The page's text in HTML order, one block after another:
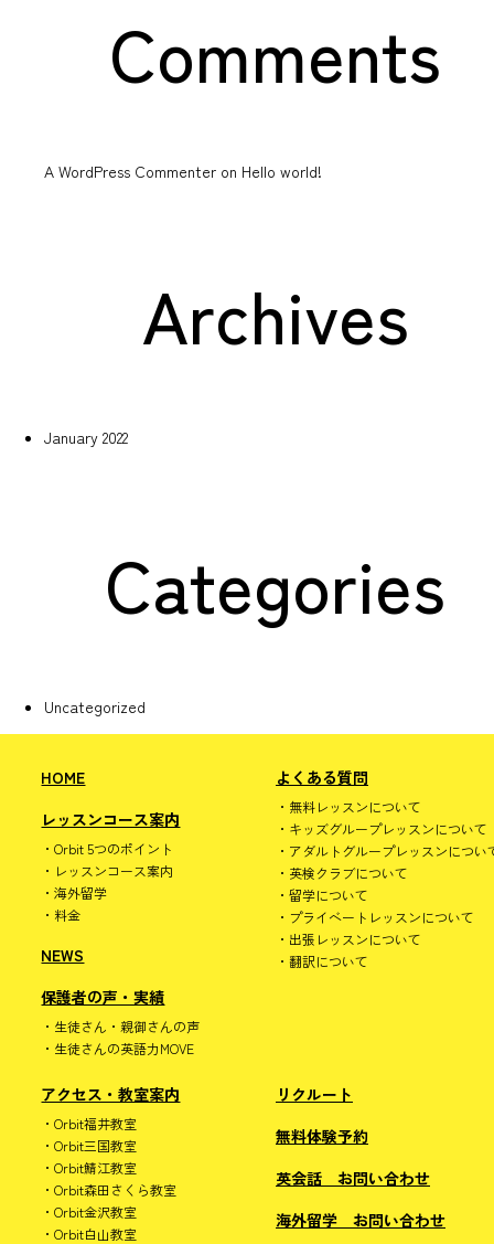
Comments
A WordPress Commenter on Hello world!
Archives
January 2022
Categories
Uncategorized
HOME
レッスンコース案内
Orbit 5つのポイント
レッスンコース案内
海外留学
料金
NEWS
保護者の声・実績
生徒さん・親御さんの声
生徒さんの英語力MOVE
よくある質問
無料レッスンについて
キッズグループレッスンについて
アダルトグループレッスンについ
英検クラブについて
留学について
プライベートレッスンについて
出張レッスンについて
翻訳について
アクセス・教室案内
Orbit福井教室
Orbit三国教室
Orbit鯖江教室
Orbit森田さくら教室
Orbit金沢教室
Orbit白山教室
リクルート
無料体験予約
英会話 お問い合わせ
海外留学 お問い合わせ